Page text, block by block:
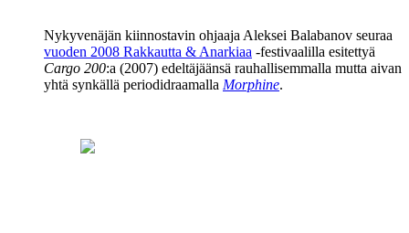
Nykyvenäjän kiinnostavin ohjaaja Aleksei Balabanov seuraa
vuoden 2008 Rakkautta & Anarkiaa ‑festivaalilla esitettyä
Cargo 200:a (2007) edeltäjäänsä rauhallisemmalla mutta aivan
yhtä synkällä periodidraamalla Morphine.